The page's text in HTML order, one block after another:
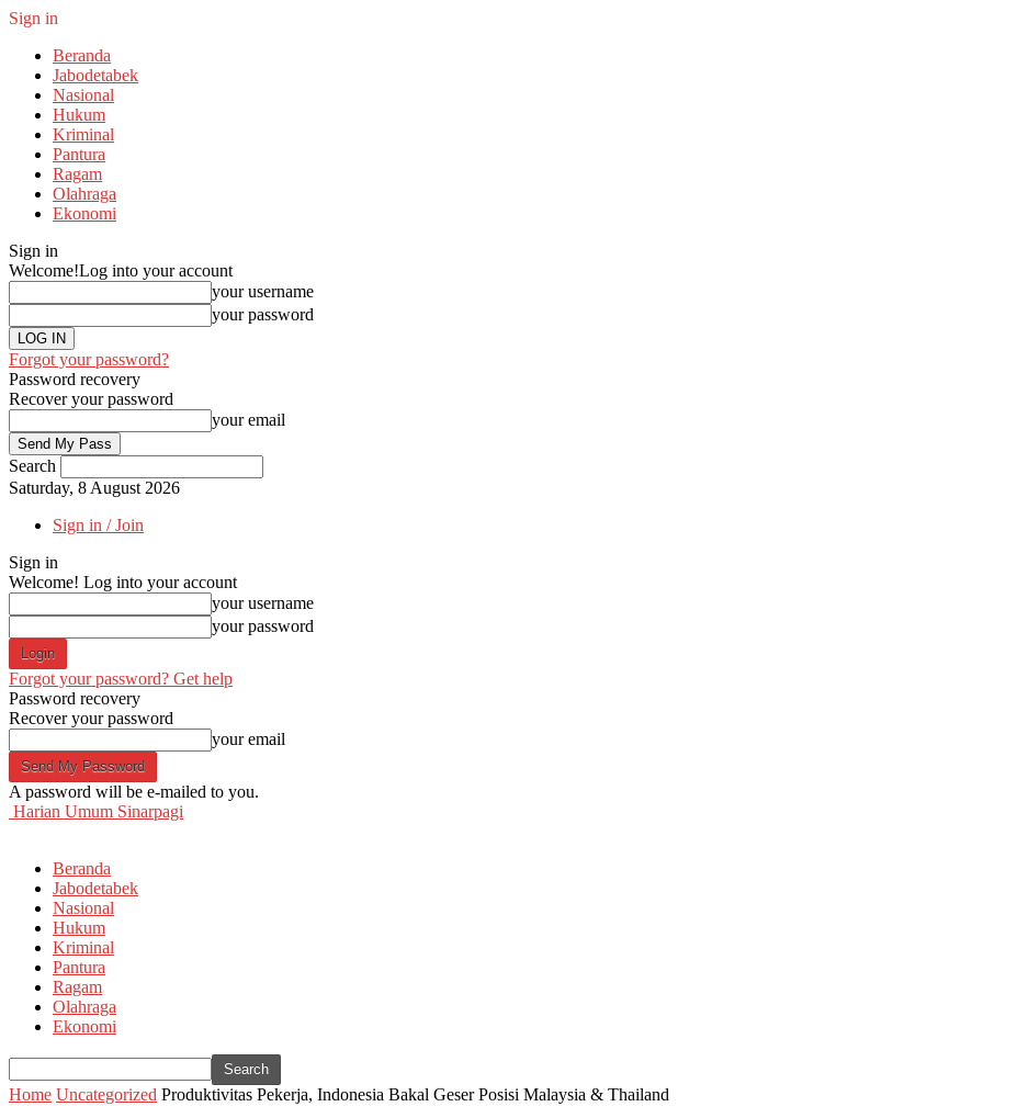
Sign in
Beranda
Jabodetabek
Nasional
Hukum
Kriminal
Pantura
Ragam
Olahraga
Ekonomi
Sign in
Welcome!Log into your account
your username
your password
Forgot your password?
Password recovery
Recover your password
your email
Search
Saturday, 8 August 2026
Sign in / Join
Sign in
Welcome! Log into your account
your username
your password
Forgot your password? Get help
Password recovery
Recover your password
your email
A password will be e-mailed to you.
Harian Umum Sinarpagi
Beranda
Jabodetabek
Nasional
Hukum
Kriminal
Pantura
Ragam
Olahraga
Ekonomi
Home Uncategorized Produktivitas Pekerja, Indonesia Bakal Geser Posisi Malaysia & Thailand